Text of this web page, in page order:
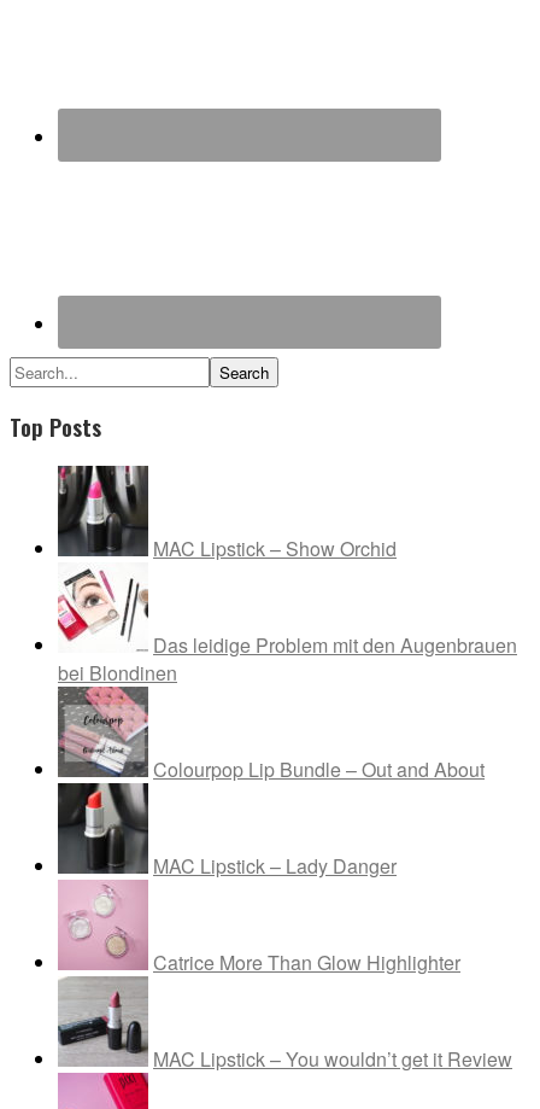
Search...
Top Posts
MAC Lipstick – Show Orchid
Das leidige Problem mit den Augenbrauen
bei Blondinen
Colourpop Lip Bundle – Out and About
MAC Lipstick – Lady Danger
Catrice More Than Glow Highlighter
MAC Lipstick – You wouldn’t get it Review